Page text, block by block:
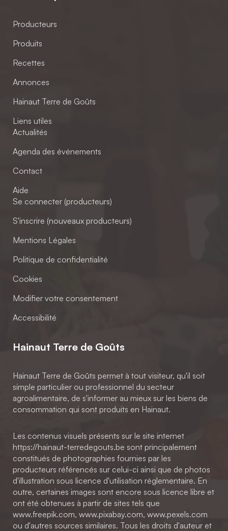
Producteurs
Produits
Recettes
Annonces
Hainaut Terre de Goûts
Liens utiles
Actualités
Agenda des événements
Contact
Aide
Se connecter (producteurs)
S'inscrire (nouveaux producteurs)
Mentions Légales
Politique de confidentialité
Cookies
Modifier votre consentement
Accessibilité
Hainaut Terre de Goûts
Hainaut Terre de Goûts permet à tout visiteur, qu'il soit
simple particulier ou professionnel du secteur
agroalimentaire, de s'informer au mieux sur les biens de
consommation qui sont produits en Hainaut.
Les contenus visuels présents sur le site internet
https://hainaut-terredegouts.be sont principalement
constitués de photographies fournies par les
producteurs référencés sur celui-ci ainsi que de photos
d'illustration sous licence d'utilisation réglementaire. En
outre, certaines images sont encore sous licence libre et
ont été obtenues à partir de sites tels que
www.freepik.com, www.pixabay.com, www.pexels.com
ou d'autres sources similaires. Tous les droits d'auteur et